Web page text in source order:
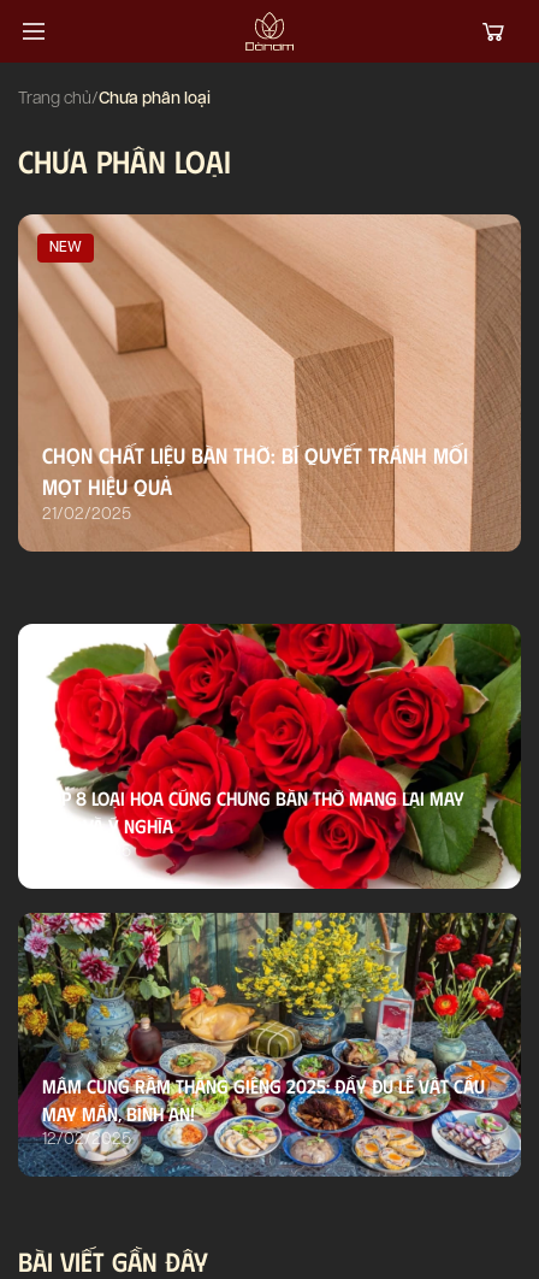
Trang chủ/Chưa phân loại
CHƯA PHÂN LOẠI
NEW
Chọn Chất Liệu Bàn Thờ: Bí Quyết Tránh Mối
Mọt Hiệu Quả
21/02/2025
Top 8 Loại Hoa Cúng Chưng Bàn Thờ Mang Lại May
Mắn Và Ý Nghĩa
19/02/2025
Mâm Cúng Rằm Tháng Giêng 2025: Đầy Đủ Lễ Vật Cầu
May Mắn, Bình An!
12/02/2025
BÀI VIẾT GẦN ĐÂY